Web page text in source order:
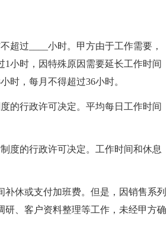
超过____小时。甲方由于工作需要，
小时，因特殊原因需要延长工作时间
时，每月不得超过36小时。
的行政许可决定。平均每日工作时间
度的行政许可决定。工作时间和休息
补休或支付加班费。但是，因销售系列
研、客户资料整理等工作，未经甲方确